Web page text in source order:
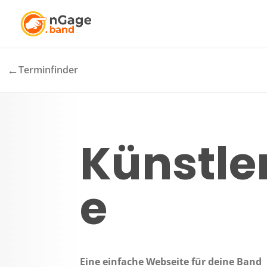
←Terminfinder
e
Eine einfache Webseite für deine Band